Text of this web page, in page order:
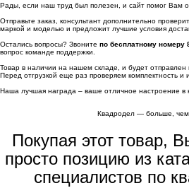
Рады, если наш труд был полезен, и сайт помог Вам
Отправьте заказ, консультант дополнительно
маркой и моделью и предложит лучшие условия
Остались вопросы? Звоните по бесплатному номеру
вопрос команде поддержки.
Товар в наличии на нашем складе, и будет отправлен
Перед отгрузкой еще раз проверяем комплектность и
Наша лучшая награда – ваше отличное настроение в
Квадродел — больше, чем
Покупая этот товар,
просто позицию из
специалистов по